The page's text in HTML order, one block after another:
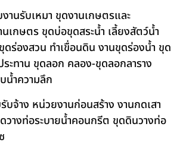
านรับเหมา ขุดงานเกษตรและ
เกษตร ขุดบ่อขุดสระน้ำ เลี้ยงสัตว์น้ำ
ดร่องสวน ทำเขื่อนดิน งานขุดร่องน้ำ ขุด
ะทาน ขุดลอก คลอง-ขุดลอกลาราง
น้ำความลึก
บจ้าง หน่วยงานก่อนสร้าง งานกดเสา
วางท่อระบายน้ำคอนกรีต ขุดดินวางท่อ